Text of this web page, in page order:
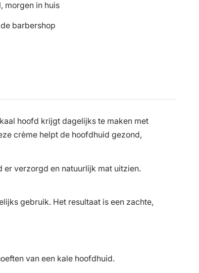
morgen in huis
barbershop
hoofd krijgt dagelijks te maken met
crème helpt de hoofdhuid gezond,
er verzorgd en natuurlijk mat uitzien.
gebruik. Het resultaat is een zachte,
van een kale hoofdhuid.